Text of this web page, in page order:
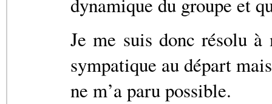
Je me suis donc résolu à
sympatique au départ
ne m’a paru possible.